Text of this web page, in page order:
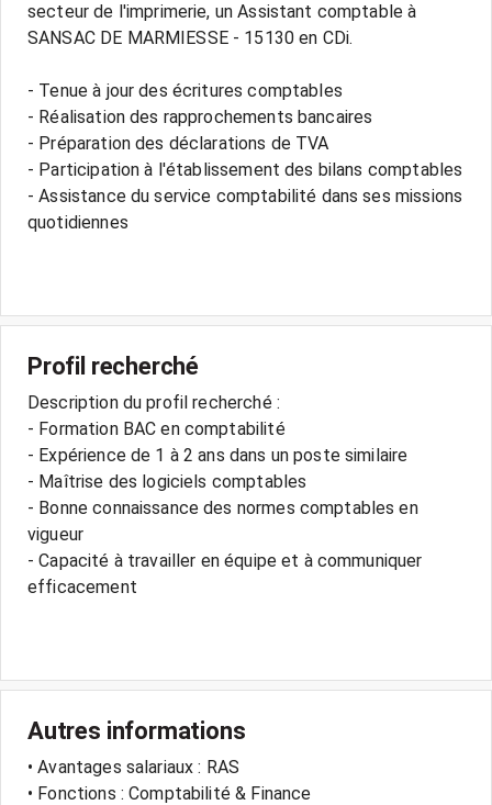
secteur de l'imprimerie, un Assistant comptable à
SANSAC DE MARMIESSE - 15130 en CDi.
- Tenue à jour des écritures comptables
- Réalisation des rapprochements bancaires
- Préparation des déclarations de TVA
- Participation à l'établissement des bilans comptables
- Assistance du service comptabilité dans ses missions
quotidiennes
Profil recherché
Description du profil recherché :
- Formation BAC en comptabilité
- Expérience de 1 à 2 ans dans un poste similaire
- Maîtrise des logiciels comptables
- Bonne connaissance des normes comptables en
vigueur
- Capacité à travailler en équipe et à communiquer
efficacement
Autres informations
• Avantages salariaux : RAS
• Fonctions : Comptabilité & Finance